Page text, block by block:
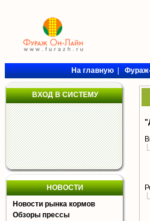
На главную|
ВХОД В СИСТЕМУ
НОВОСТИ
Новости рынка кормов
Обзоры прессы